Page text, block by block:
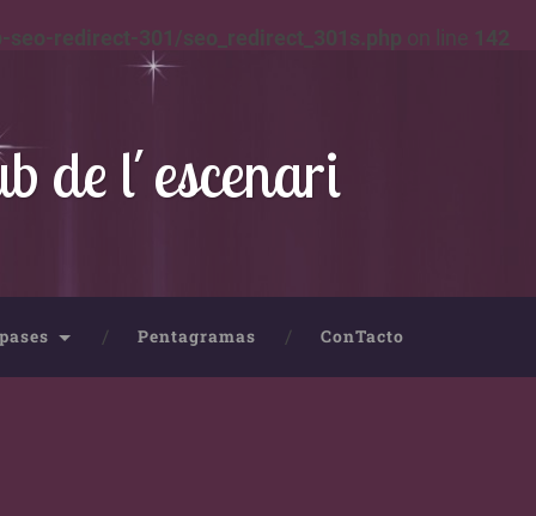
redirect-301/seo_redirect_301s.php on line 142
de l´escenari
Pentagramas ConTacto